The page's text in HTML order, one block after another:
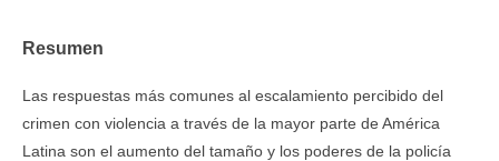
Resumen
Las respuestas más comunes al escalamiento percibido del
crimen con violencia a través de la mayor parte de América
Latina son el aumento del tamaño y los poderes de la policía